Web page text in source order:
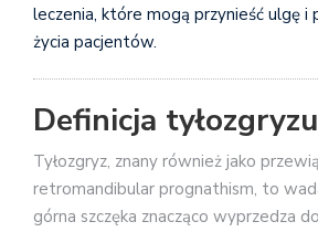
leczenia, które mogą przynieść ulgę i
życia pacjentów.
Definicja tyłozgryzu
Tyłozgryz, znany również jako
retromandibular prognathism, to
górna szczęka znacząco wyprzedza